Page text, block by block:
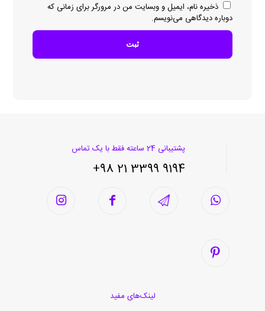
ذخیره نام، ایمیل و وبسایت من در مرورگر برای زمانی که
دوباره دیدگاهی می‌نویسم.
پشتیبانی 24 ساعته فقط با یک تماس
9194 3399 21 98+
لینک‌های مفید